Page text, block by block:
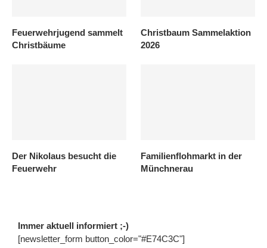
Feuerwehrjugend sammelt
Christbäume
Christbaum Sammelaktion
2026
Der Nikolaus besucht die
Feuerwehr
Familienflohmarkt in der
Münchnerau
Immer aktuell informiert ;-)
[newsletter_form button_color="#E74C3C"]